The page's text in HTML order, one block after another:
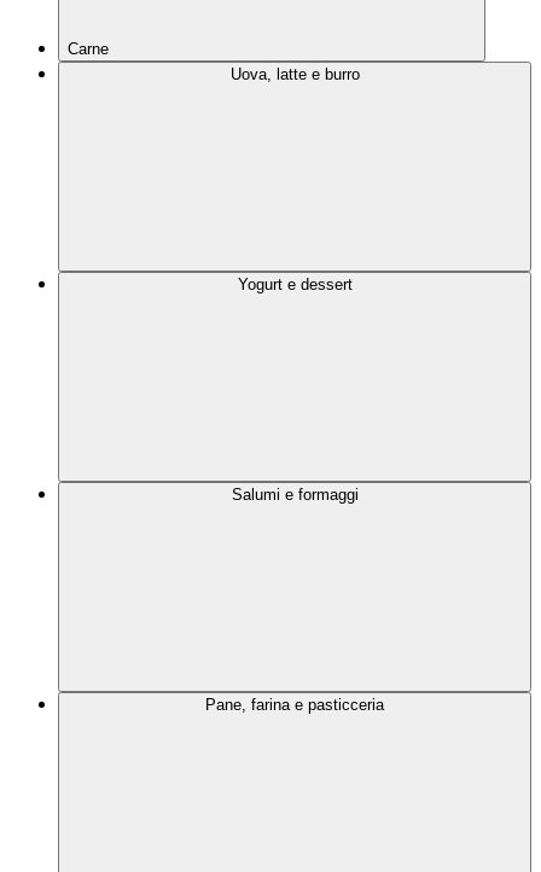
Carne
Uova, latte e burro
Yogurt e dessert
Salumi e formaggi
Pane, farina e pasticceria